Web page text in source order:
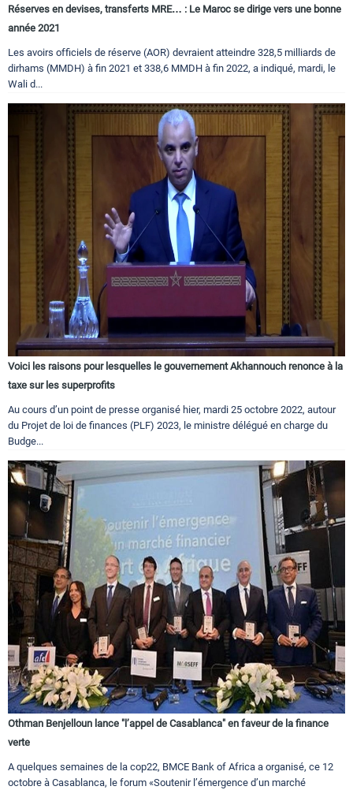
Réserves en devises, transferts MRE… : Le Maroc se dirige vers une bonne
année 2021
Les avoirs officiels de réserve (AOR) devraient atteindre 328,5 milliards de
dirhams (MMDH) à fin 2021 et 338,6 MMDH à fin 2022, a indiqué, mardi, le
Wali d...
Voici les raisons pour lesquelles le gouvernement Akhannouch renonce à la
taxe sur les superprofits
Au cours d’un point de presse organisé hier, mardi 25 octobre 2022, autour
du Projet de loi de finances (PLF) 2023, le ministre délégué en charge du
Budge...
Othman Benjelloun lance "l’appel de Casablanca" en faveur de la finance
verte
A quelques semaines de la cop22, BMCE Bank of Africa a organisé, ce 12
octobre à Casablanca, le forum «Soutenir l’émergence d’un marché